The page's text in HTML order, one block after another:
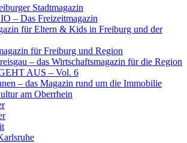
Stadtmagazin
– Das Freizeitmagazin
für Eltern & Kids in Freiburg und der
für Freiburg und Region
– das Wirtschaftsmagazin für die Region
AUS – Vol. 6
– das Magazin rund um die Immobilie
am Oberrhein